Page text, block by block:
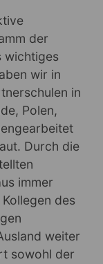
der
wichtiges
wir in
in
Polen,
Durch die
immer
des
weiter
sowohl der